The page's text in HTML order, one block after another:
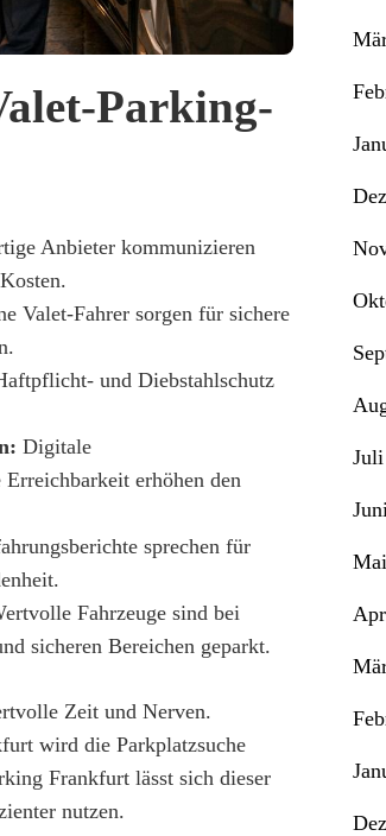
Parking-
Anbieter kommunizieren
Valet-Fahrer sorgen für sichere
und Diebstahlschutz
Digitale
erhöhen den
sprechen für
Fahrzeuge sind bei
sicheren Bereichen geparkt.
Zeit und Nerven.
wird die Parkplatzsuche
Frankfurt lässt sich dieser
nutzen.